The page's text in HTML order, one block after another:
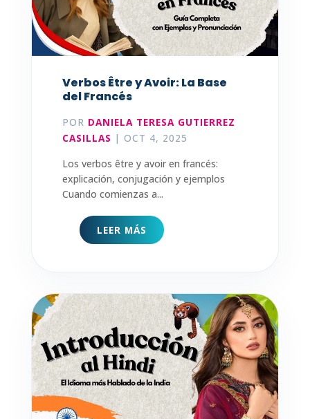
Verbos Être y Avoir: La Base
del Francés
POR DANIELA TERESA GUTIERREZ
CASILLAS | OCT 4, 2025
Los verbos être y avoir en francés:
explicación, conjugación y ejemplos
Cuando comienzas a...
LEER MÁS